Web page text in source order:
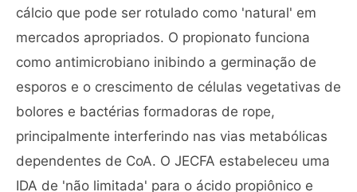
cálcio que pode ser rotulado como 'natural' em
mercados apropriados. O propionato funciona
como antimicrobiano inibindo a germinação de
esporos e o crescimento de células vegetativas de
bolores e bactérias formadoras de rope,
principalmente interferindo nas vias metabólicas
dependentes de CoA. O JECFA estabeleceu uma
IDA de 'não limitada' para o ácido propiônico e